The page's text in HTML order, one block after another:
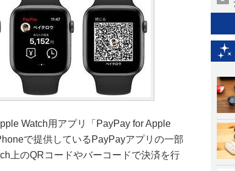
Watch用アプリ「PayPay for Apple
で提供しているPayPayアプリの一部
上のQRコードやバーコードで決済を行